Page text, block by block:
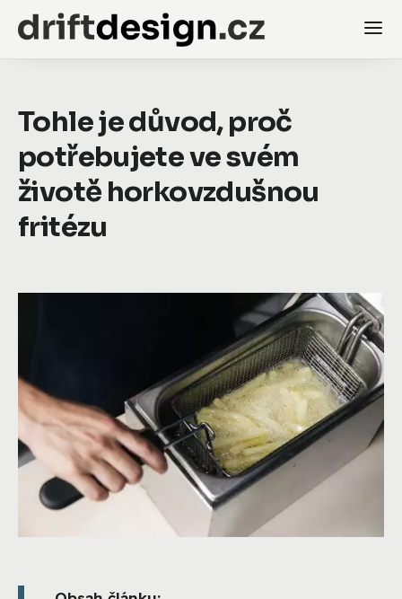
Tohle je důvod, proč
potřebujete ve svém
životě horkovzdušnou
fritézu